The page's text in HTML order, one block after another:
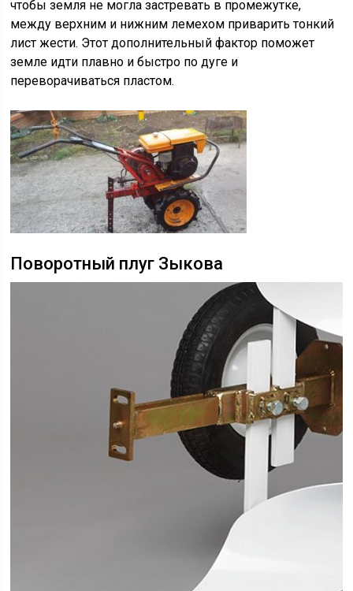
чтобы земля не могла застревать в промежутке,
между верхним и нижним лемехом приварить тонкий
лист жести. Этот дополнительный фактор поможет
земле идти плавно и быстро по дуге и
переворачиваться пластом.
Поворотный плуг Зыкова